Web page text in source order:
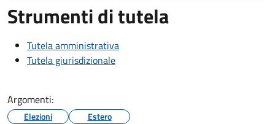
Strumenti di tutela
Tutela amministrativa
Tutela giurisdizionale
Argomenti:
Elezioni Estero